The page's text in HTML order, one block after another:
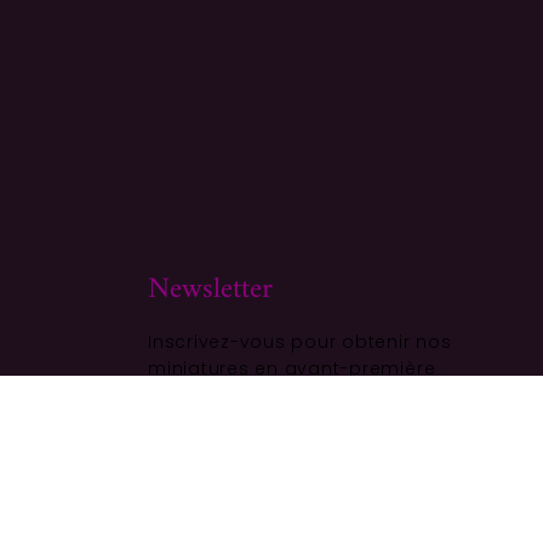
Newsletter
Inscrivez-vous pour obtenir nos
miniatures en avant-première